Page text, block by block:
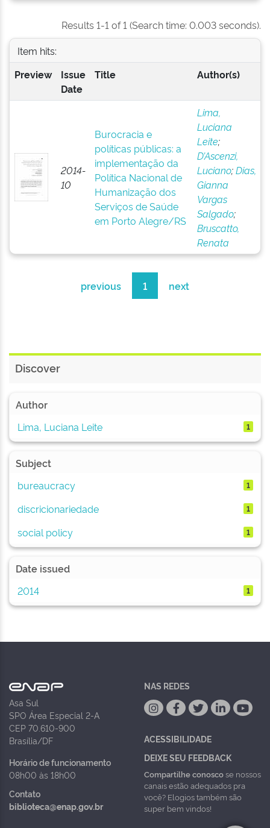
Results 1-1 of 1 (Search time: 0.003 seconds).
Item hits:
Preview
Issue
Date
Title Author(s)
2014-
10
Burocracia e
políticas públicas: a
implementação da
Política Nacional de
Humanização dos
Serviços de Saúde
em Porto Alegre/RS
Lima,
Luciana
Leite;
D’Ascenzi,
Luciano;Dias,
Gianna
Vargas
Salgado;
Bruscatto,
Renata
previous 1 next
Discover
Author
Lima, Luciana Leite
1
Subject
bureaucracy
1
discricionariedade 1
social policy 1
Date issued
2014
1
Asa Sul
SPO Área Especial 2-A
CEP 70.610-900
Brasília/DF
Horário de funcionamento
08h00 às 18h00
Contato
biblioteca@enap.gov.br
NAS REDES
ACESSIBILIDADE
DEIXE SEU FEEDBACK
Compartilhe conoscose nossos
canais estão adequados pra
você? Elogios também são
super bem vindos!